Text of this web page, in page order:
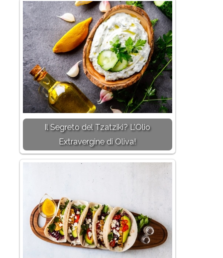
Il Segreto del Tzatziki? L'Olio
Extravergine di Oliva!